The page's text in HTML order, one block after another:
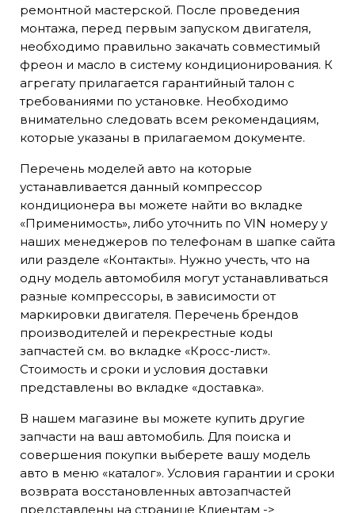
ремонтной мастерской. После проведения
монтажа, перед первым запуском двигателя,
необходимо правильно закачать совместимый
фреон и масло в систему кондиционирования. К
агрегату прилагается гарантийный талон с
требованиями по установке. Необходимо
внимательно следовать всем рекомендациям,
которые указаны в прилагаемом документе.
Перечень моделей авто на которые
устанавливается данный компрессор
кондиционера вы можете найти во вкладке
«Применимость», либо уточнить по VIN номеру у
наших менеджеров по телефонам в шапке сайта
или разделе «Контакты». Нужно учесть, что на
одну модель автомобиля могут устанавливаться
разные компрессоры, в зависимости от
маркировки двигателя. Перечень брендов
производителей и перекрестные коды
запчастей см. во вкладке «Кросс-лист».
Стоимость и сроки и условия доставки
представлены во вкладке «доставка».
В нашем магазине вы можете купить другие
запчасти на ваш автомобиль. Для поиска и
совершения покупки выберете вашу модель
авто в меню «каталог». Условия гарантии и сроки
возврата восстановленных автозапчастей
представлены на странице Клиентам ->